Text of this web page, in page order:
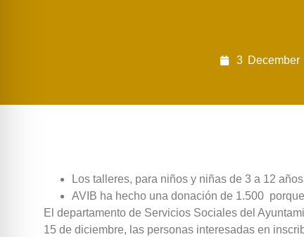
3 December
Los talleres, para niños y niñas de 3 a 12
AVIB ha hecho una donación de 1.500 
El departamento de Servicios Sociales del
15 de diciembre, las personas interesadas en